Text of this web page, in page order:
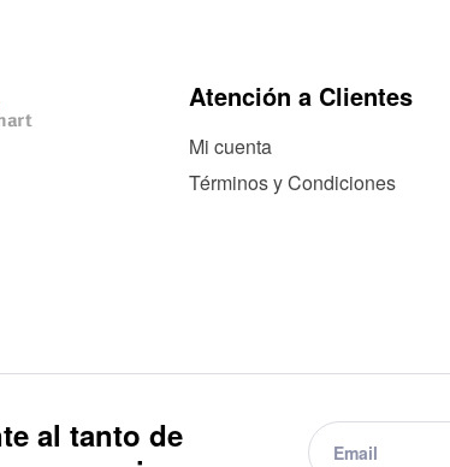
Atención a Clientes
Mi cuenta
Términos y Condiciones
al tanto de